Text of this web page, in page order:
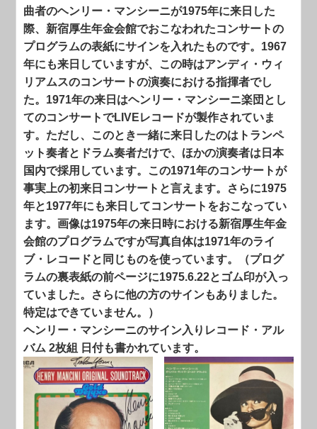
曲者のヘンリー・マンシーニが1975年に来日した
際、新宿厚生年金会館でおこなわれたコンサートの
プログラムの表紙にサインを入れたものです。1967
年にも来日していますが、この時はアンディ・ウィ
リアムスのコンサートの演奏における指揮者でし
た。1971年の来日はヘンリー・マンシーニ楽団とし
てのコンサートでLIVEレコードが製作されていま
す。ただし、このとき一緒に来日したのはトランペ
ット奏者とドラム奏者だけで、ほかの演奏者は日本
国内で採用しています。この1971年のコンサートが
事実上の初来日コンサートと言えます。さらに1975
年と1977年にも来日してコンサートをおこなってい
ます。画像は1975年の来日時における新宿厚生年金
会館のプログラムですが写真自体は1971年のライ
ブ・レコードと同じものを使っています。（プログ
ラムの裏表紙の前ページに1975.6.22とゴム印が入っ
ていました。さらに他の方のサインもありました。
特定はできていません。）
ヘンリー・マンシーニのサイン入りレコード・アル
バム 2枚組 日付も書かれています。